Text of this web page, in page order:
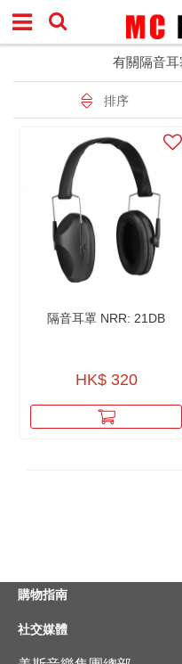
有關隔音
排序
隔音耳罩 NRR: 21DB
HK$ 320
購物指南
社交媒體